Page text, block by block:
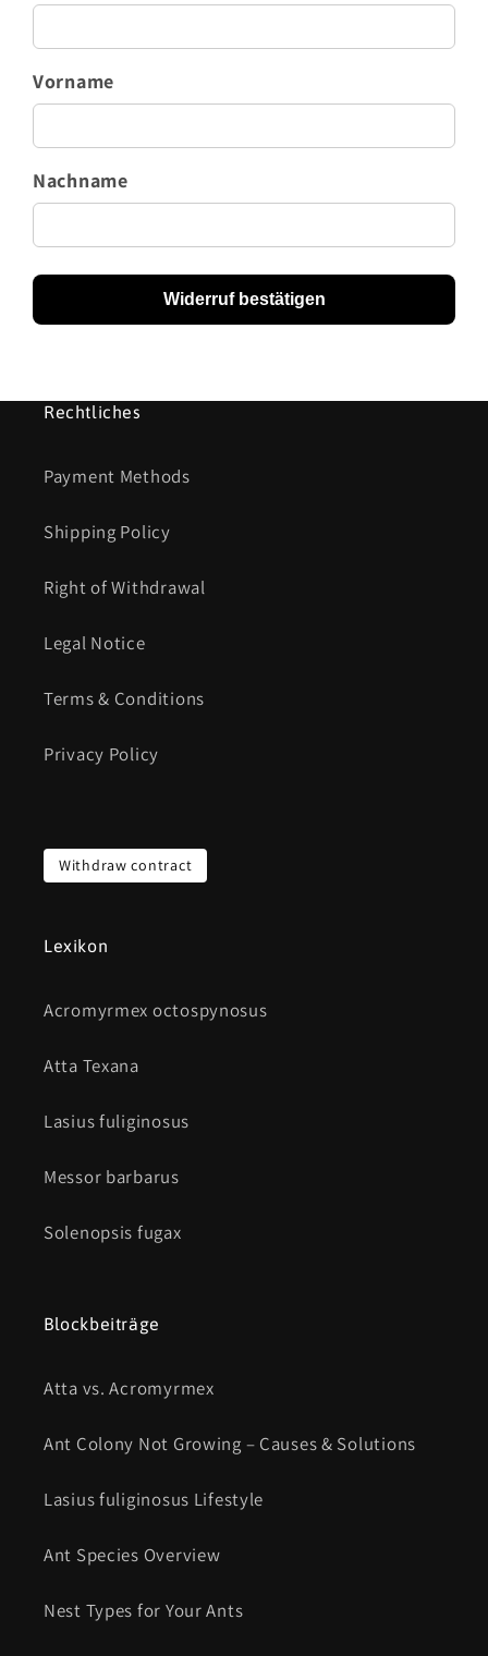
Vorname
Nachname
Widerruf bestätigen
Rechtliches
Payment Methods
Shipping Policy
Right of Withdrawal
Legal Notice
Terms & Conditions
Privacy Policy
Withdraw contract
Lexikon
Acromyrmex octospynosus
Atta Texana
Lasius fuliginosus
Messor barbarus
Solenopsis fugax
Blockbeiträge
Atta vs. Acromyrmex
Ant Colony Not Growing – Causes & Solutions
Lasius fuliginosus Lifestyle
Ant Species Overview
Nest Types for Your Ants